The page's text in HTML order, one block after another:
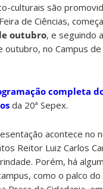
culturais são
de Ciências,
outubro, e seguindo
outubro, no Campus de
completa
da 20ª Sepex.
acontece no
Reitor Luiz Carlos
Porém, há
como o palco